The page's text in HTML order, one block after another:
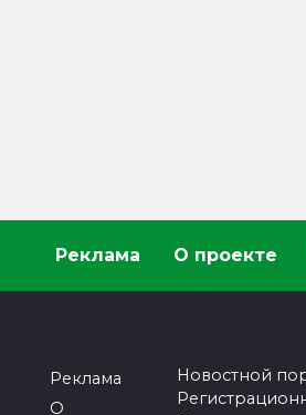
Реклама О проекте
Реклама
О
Новостной